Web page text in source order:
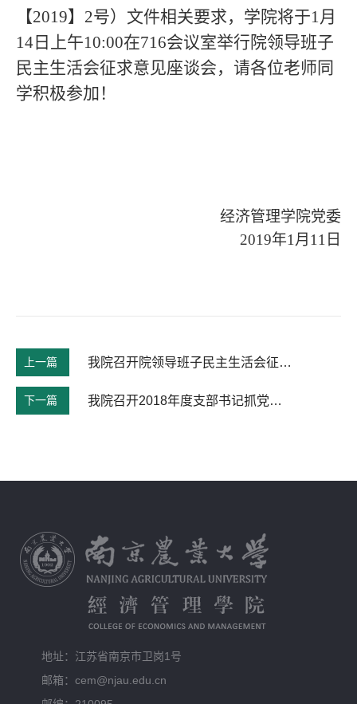
【2019】2号）文件相关要求，学院将于1月
14日上午10:00在716会议室举行院领导班子
民主生活会征求意见座谈会，请各位老师同
学积极参加！
经济管理学院党委
2019年1月11日
上一篇 我院召开院领导班子民主生活会征求意见座谈会
下一篇 我院召开2018年度支部书记抓党建述职评议会议
地址：江苏省南京市卫岗1号
邮箱：cem@njau.edu.cn